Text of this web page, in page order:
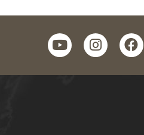
facebook
instagram
youtube